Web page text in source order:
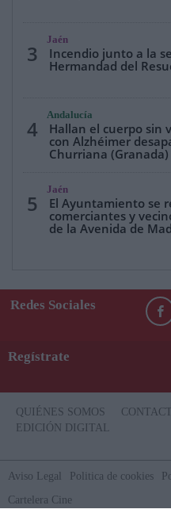
3
Jaén
Incendio junto a la
Hermandad del
4
Andalucía
Hallan el cuerpo sin
con Alzhéimer
Churriana (Granada)
5
Jaén
El Ayuntamiento se
comerciantes y
de la Avenida de
Redes Sociales
Regístrate
QUIÉNES SOMOS
EDICIÓN DIGITAL
Aviso Legal Politica de cookies
Cartelera Cine